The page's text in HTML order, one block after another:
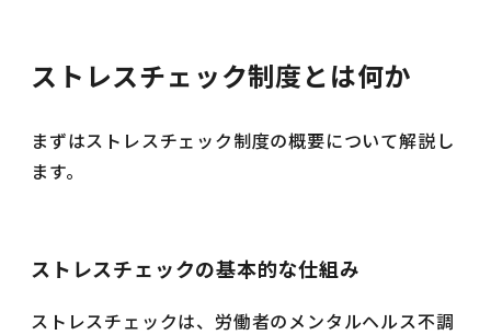
ストレスチェック制度とは何か
まずはストレスチェック制度の概要について解説し
ます。
ストレスチェックの基本的な仕組み
ストレスチェックは、労働者のメンタルヘルス不調